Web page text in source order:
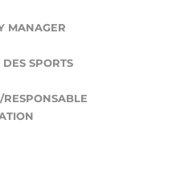
MANAGER
SPORTS
RESPONSABLE